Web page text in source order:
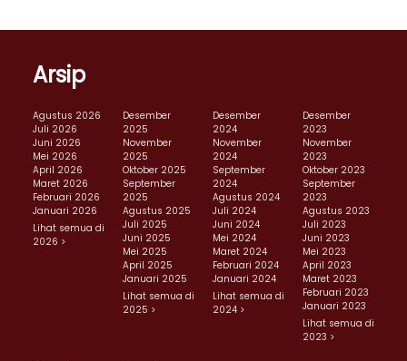
Arsip
Agustus 2026
Juli 2026
Juni 2026
Mei 2026
April 2026
Maret 2026
Februari 2026
Januari 2026
Lihat semua di
2026 >
Desember
2025
November
2025
Oktober 2025
September
2025
Agustus 2025
Juli 2025
Juni 2025
Mei 2025
April 2025
Januari 2025
Lihat semua di
2025 >
Desember
2024
November
2024
September
2024
Agustus 2024
Juli 2024
Juni 2024
Mei 2024
Maret 2024
Februari 2024
Januari 2024
Lihat semua di
2024 >
Desember
2023
November
2023
Oktober 2023
September
2023
Agustus 2023
Juli 2023
Juni 2023
Mei 2023
April 2023
Maret 2023
Februari 2023
Januari 2023
Lihat semua di
2023 >